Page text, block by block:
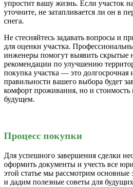
упростит вашу жизнь. Если участок
уточните, не затапливается ли он в
снега.
Не стесняйтесь задавать вопросы и
для оценки участка.
инженеры помогут выявить скрытые
рекомендации по улучшению
покупка участка — это долгосрочная
правильности вашего выбора будет
комфорт проживания, но и
будущем.
Процесс покупки
Для успешного завершения сделки
оформить документы и учесть все
этой статье мы рассмотрим основные
и дадим полезные советы для